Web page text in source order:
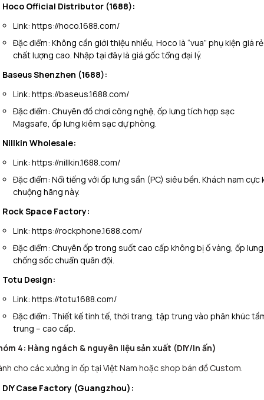
Hoco Official Distributor (1688):
Link: https://hoco.1688.com/
Đặc điểm: Không cần giới thiệu nhiều, Hoco là “vua” phụ kiện giá rẻ
chất lượng cao. Nhập tại đây là giá gốc tổng đại lý.
Baseus Shenzhen (1688):
Link: https://baseus.1688.com/
Đặc điểm: Chuyên đồ chơi công nghệ, ốp lưng tích hợp sạc
Magsafe, ốp lưng kiêm sạc dự phòng.
Nillkin Wholesale:
Link: https://nillkin.1688.com/
Đặc điểm: Nổi tiếng với ốp lưng sần (PC) siêu bền. Khách nam cực
chuộng hãng này.
Rock Space Factory:
Link: https://rockphone.1688.com/
Đặc điểm: Chuyên ốp trong suốt cao cấp không bị ố vàng, ốp lưng
chống sốc chuẩn quân đội.
Totu Design:
Link: https://totu.1688.com/
Đặc điểm: Thiết kế tinh tế, thời trang, tập trung vào phân khúc
trung – cao cấp.
4: Hàng ngách & nguyên liệu sản xuất (DIY/In ấn)
cho các xưởng in ốp tại Việt Nam hoặc shop bán đồ Custom.
DIY Case Factory (Guangzhou):